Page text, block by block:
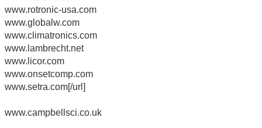
www.rotronic-usa.com
www.globalw.com
www.climatronics.com
www.lambrecht.net
www.licor.com
www.onsetcomp.com
www.setra.com[/url]
www.campbellsci.co.uk